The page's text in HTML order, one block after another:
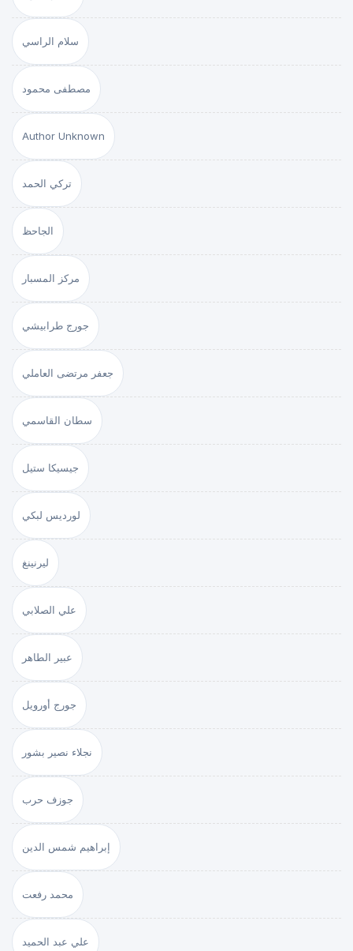
سلام الراسي
مصطفى محمود
Author Unknown
تركي الحمد
الجاحظ
مركز المسبار
جورج طرابيشي
جعفر مرتضى العاملي
سطان القاسمي
جيسيكا ستيل
لورديس لبكي
ليرنينغ
علي الصلابي
عبير الطاهر
جورج أورويل
نجلاء نصير بشور
جوزف حرب
إبراهيم شمس الدين
محمد رفعت
علي عبد الحميد